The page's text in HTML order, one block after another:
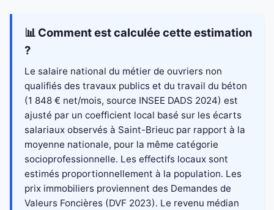
📊 Comment est calculée cette estimation
?
Le salaire national du métier de ouvriers non
qualifiés des travaux publics et du travail du béton
(1 848 € net/mois, source INSEE DADS 2024) est
ajusté par un coefficient local basé sur les écarts
salariaux observés à Saint-Brieuc par rapport à la
moyenne nationale, pour la même catégorie
socioprofessionnelle. Les effectifs locaux sont
estimés proportionnellement à la population. Les
prix immobiliers proviennent des Demandes de
Valeurs Foncières (DVF 2023). Le revenu médian